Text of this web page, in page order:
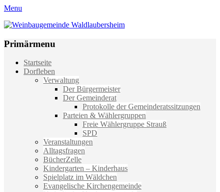
Menu
Weinbaugemeinde Waldlaubersheim
Primärmenu
Weiter
zum
Startseite
Dorfleben
Verwaltung
Der Bürgermeister
Der Gemeinderat
Protokolle der Gemeinderatssitzungen
Parteien & Wählergruppen
Freie Wählergruppe Strauß
SPD
Veranstaltungen
Alltagsfragen
BücherZelle
Kindergarten – Kinderhaus
Spielplatz im Wäldchen
Evangelische Kirchengemeinde